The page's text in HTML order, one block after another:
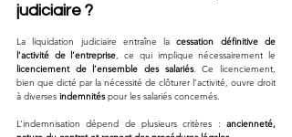
judiciaire ?
La liquidation judiciaire entraîne la cessation définitive de
l’activité de l’entreprise
licenciement de l’ensemble des salariés. Ce licenciement,
bien que dicté par la nécessité de clôturer l’activité, ouvre droit
à diverses indemnités pour les salariés concernés.
L’indemnisation dépend de plusieurs critères : ancienneté,